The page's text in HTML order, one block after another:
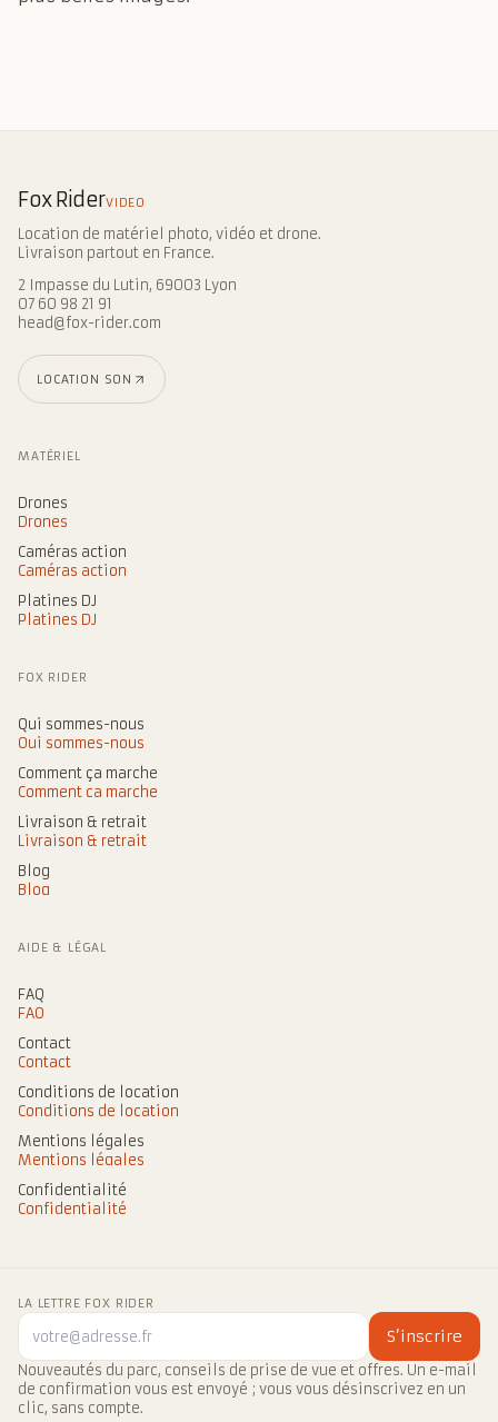
Fox RiderVIDEO
Location de matériel photo, vidéo et drone.
Livraison partout en France.
2 Impasse du Lutin, 69003 Lyon
07 60 98 21 91
head@fox-rider.com
LOCATION SON
MATÉRIEL
Drones
Drones
Caméras action
Caméras action
Platines DJ
Platines DJ
FOX RIDER
Qui sommes-nous
Qui sommes-nous
Comment ça marche
Comment ça marche
Livraison & retrait
Livraison & retrait
Blog
Blog
AIDE & LÉGAL
FAQ
FAQ
Contact
Contact
Conditions de location
Conditions de location
Mentions légales
Mentions légales
Confidentialité
Confidentialité
LA LETTRE FOX RIDER
S’inscrire
Nouveautés du parc, conseils de prise de vue et offres. Un e-mail
de confirmation vous est envoyé ; vous vous désinscrivez en un
clic, sans compte.